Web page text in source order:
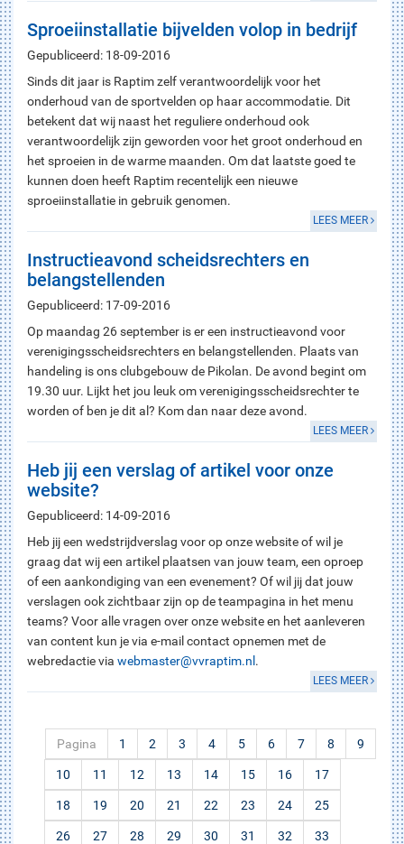
Sproeiinstallatie bijvelden volop in bedrijf
Gepubliceerd: 18-09-2016
Sinds dit jaar is Raptim zelf verantwoordelijk voor het
onderhoud van de sportvelden op haar accommodatie. Dit
betekent dat wij naast het reguliere onderhoud ook
verantwoordelijk zijn geworden voor het groot onderhoud en
het sproeien in de warme maanden. Om dat laatste goed te
kunnen doen heeft Raptim recentelijk een nieuwe
sproeiinstallatie in gebruik genomen.
LEES MEER
Instructieavond scheidsrechters en
belangstellenden
Gepubliceerd: 17-09-2016
Op maandag 26 september is er een instructieavond voor
verenigingsscheidsrechters en belangstellenden. Plaats van
handeling is ons clubgebouw de Pikolan. De avond begint om
19.30 uur. Lijkt het jou leuk om verenigingsscheidsrechter te
worden of ben je dit al? Kom dan naar deze avond.
LEES MEER
Heb jij een verslag of artikel voor onze
website?
Gepubliceerd: 14-09-2016
Heb jij een wedstrijdverslag voor op onze website of wil je
graag dat wij een artikel plaatsen van jouw team, een oproep
of een aankondiging van een evenement? Of wil jij dat jouw
verslagen ook zichtbaar zijn op de teampagina in het menu
teams? Voor alle vragen over onze website en het aanleveren
van content kun je via e-mail contact opnemen met de
webredactie via webmaster@vvraptim.nl .
LEES MEER
Pagina 1 2 3 4 5 6 7 8 9
10 11 12 13 14 15 16 17
18 19 20 21 22 23 24 25
26 27 28 29 30 31 32 33